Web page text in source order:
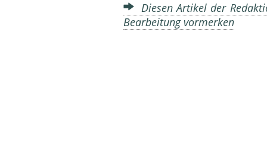
Diesen Artikel der
Bearbeitung vormerken